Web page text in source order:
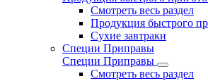
Смотреть весь раздел
Продукция быстрого
Сухие завтраки
Специи Приправы
Специи Приправы
Смотреть весь раздел